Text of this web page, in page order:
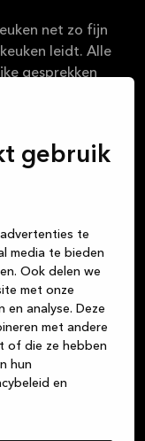
gebruik
te
media te bieden
Ook delen we
met onze
en analyse. Deze
met andere
of die ze hebben
hun
en
net zo fijn
leidt. Alle
gesprekken
de
badkamer of
partner voor
van
vanaf het
binnenstapt,
of garderobe